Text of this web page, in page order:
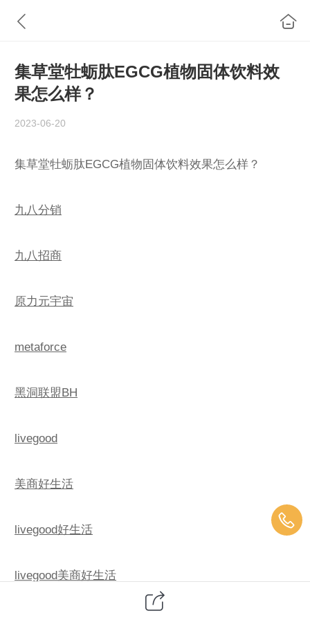
集草堂牡蛎肽EGCG植物固体饮料效
果怎么样？
2023-06-20
集草堂牡蛎肽EGCG植物固体饮料效果怎么样？
九八分销
九八招商
原力元宇宙
metaforce
黑洞联盟BH
livegood
美商好生活
livegood好生活
livegood美商好生活